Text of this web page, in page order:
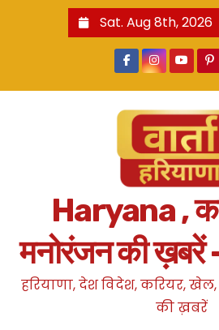
Sat. Aug 8th, 2026
Haryana ,
मनोरंजन की
हरियाणा, देश विदेश, करियर,
की ख़बरें